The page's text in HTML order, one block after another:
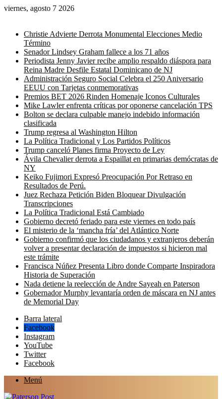
viernes, agosto 7 2026
Christie Advierte Derrota Monumental Elecciones Medio
Término
Senador Lindsey Graham fallece a los 71 años
Periodista Jenny Javier recibe amplio respaldo diáspora para
Reina Madre Desfile Estatal Dominicano de NJ
Administración Seguro Social Celebra el 250 Aniversario
EEUU con Tarjetas conmemorativas
Premios BET 2026 Rinden Homenaje Iconos Culturales
Mike Lawler enfrenta críticas por oponerse cancelación TPS
Bolton se declara culpable manejo indebido información
clasificada
Trump regresa al Washington Hilton
La Política Tradicional y Los Partidos Políticos
Trump canceló Planes firma Proyecto de Ley
Ávila Chevalier derrota a Espaillat en primarias demócratas de
NY
Keiko Fujimori Expresó Preocupación Por Retraso en
Resultados de Perú.
Juez Rechaza Petición Biden Bloquear Divulgación
Transcripciones
La Política Tradicional Está Cambiado
Gobierno decretó feriado para este viernes en todo país
El misterio de la ‘mancha fría’ del Atlántico Norte
Gobierno confirmó que los ciudadanos y extranjeros deberán
volver a presentar declaración de impuestos si hicieron mal
este trámite
Francisca Núñez Presenta Libro donde Comparte Inspiradora
Historia de Superación
Nada detiene la reelección de Andre Sayeah en Paterson
Gobernador Murphy levantaría orden de máscara en NJ antes
de Memorial Day
Barra lateral
Facebook
Instagram
YouTube
Twitter
Facebook
Menú